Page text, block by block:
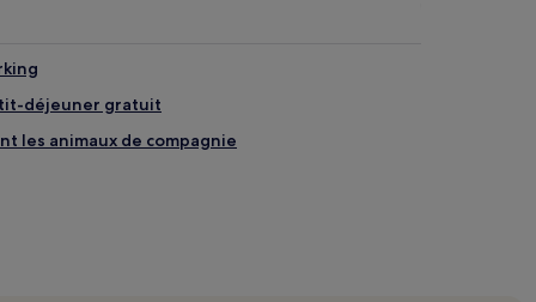
déjeuner gratuit
les animaux de compagnie